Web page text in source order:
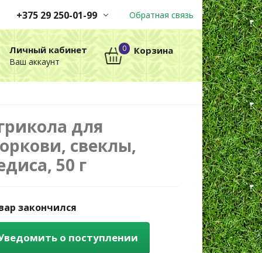
+375 29 250-01-99
автоматически через корзину
круглосуточно без выходных
Обратная связь
Личный кабинет
Ваш аккаунт
0 Корзина
для
свеклы,
50 г
закончился
о поступлении